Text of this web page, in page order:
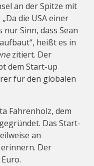
an der Spitze mit
die USA einer
Sinn, dass Sean
heißt es in
zitiert. Der
dem Start-up
für den globalen
Fahrenholz, dem
Das Start-
an
Der